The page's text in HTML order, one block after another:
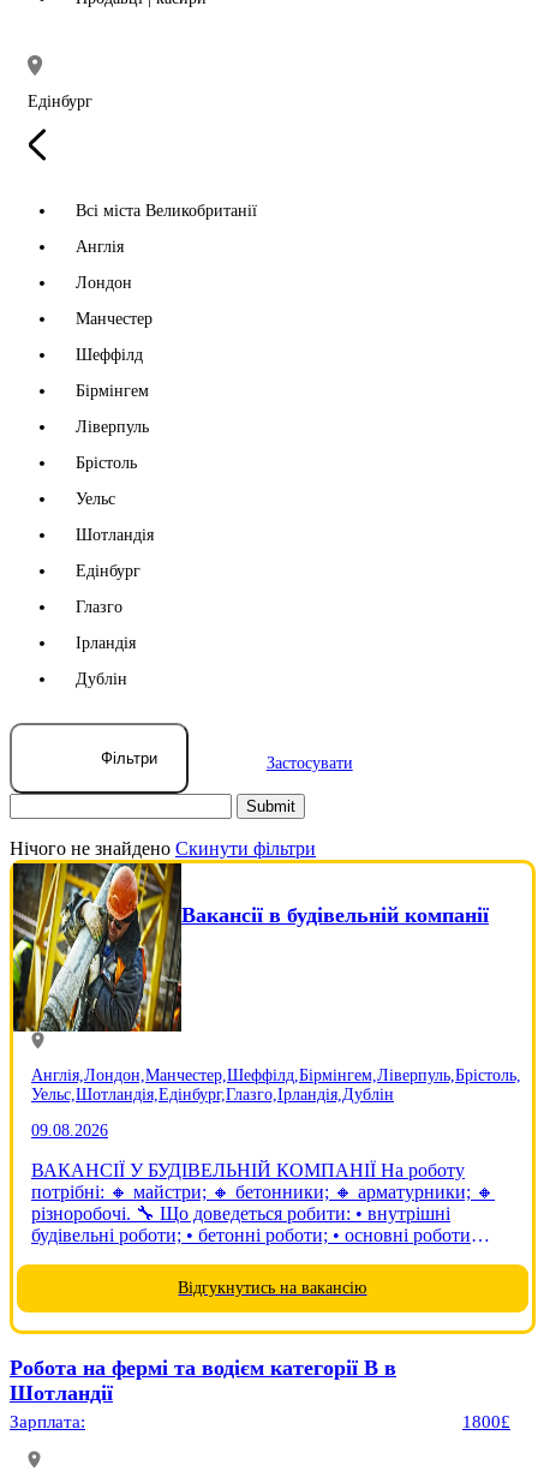
Едінбург
Всі міста Великобританії
Англія
Лондон
Манчестер
Шеффілд
Бірмінгем
Ліверпуль
Брістоль
Уельс
Шотландія
Едінбург
Глазго
Ірландія
Дублін
Фільтри Застосувати
Нічого не знайдено Скинути фільтри
Вакансії в будівельній компанії
Англія, Лондон, Манчестер, Шеффілд, Бірмінгем, Ліверпуль, Брістоль,
Уельс, Шотландія, Едінбург,Глазго, Ірландія, Дублін
09.08.2026
ВАКАНСІЇ У БУДІВЕЛЬНІЙ КОМПАНІЇ На роботу
потрібні: 🔸 майстри; 🔸 бетонники; 🔸 арматурники; 🔸
різноробочі. 🔧 Що доведеться робити: • внутрішні
будівельні роботи; • бетонні роботи; • основні роботи
до 60 років; • досвід...Відгукнутись на вакансію
Робота на фермі та водієм категорії B в
Шотландії
Зарплата: 1800£